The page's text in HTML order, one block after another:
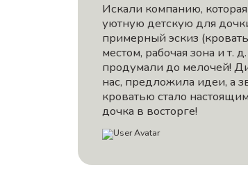
Искали компанию,
уютную детскую для
примерный эскиз
местом, рабочая зона и т.
продумали до мелочей!
нас, предложила идеи, а
кроватью стало
дочка в восторге!